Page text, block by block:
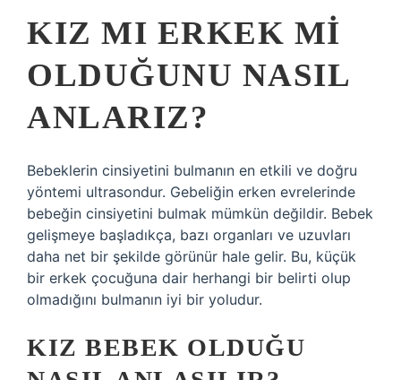
KIZ MI ERKEK MI
OLDUĞUNU NASIL
ANLARIZ?
Bebeklerin cinsiyetini bulmanın en etkili ve doğru
yöntemi ultrasondur. Gebeliğin erken evrelerinde
bebeğin cinsiyetini bulmak mümkün değildir. Bebek
gelişmeye başladıkça, bazı organları ve uzuvları
daha net bir şekilde görünür hale gelir. Bu, küçük
bir erkek çocuğuna dair herhangi bir belirti olup
olmadığını bulmanın iyi bir yoludur.
KIZ BEBEK OLDUĞU